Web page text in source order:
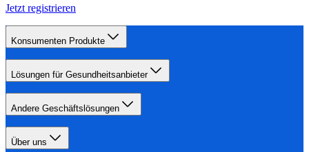
Jetzt registrieren
Konsumenten Produkte
Lösungen für Gesundheitsanbieter
Andere Geschäftslösungen
Über uns